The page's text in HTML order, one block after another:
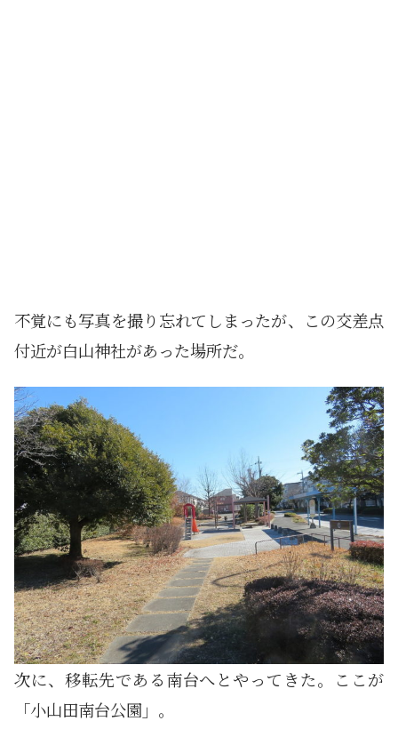
不覚にも写真を撮り忘れてしまったが、この交差点
付近が白山神社があった場所だ。
次に、移転先である南台へとやってきた。ここが
「小山田南台公園」。